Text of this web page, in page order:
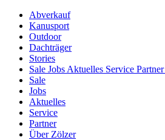
Abverkauf
Kanusport
Outdoor
Dachträger
Stories
Sale Jobs Aktuelles Service Partner
Sale
Jobs
Aktuelles
Service
Partner
Über Zölzer